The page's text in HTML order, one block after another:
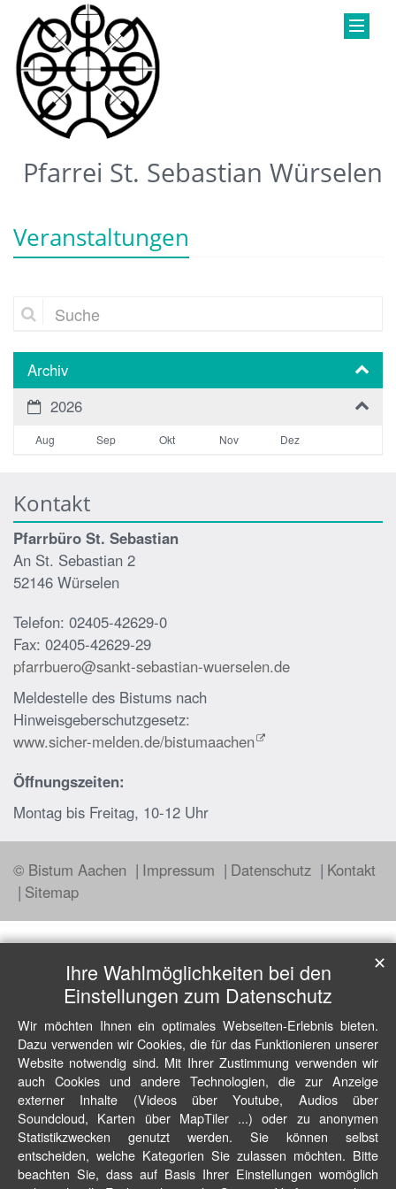
Pfarrei St. Sebastian Würselen
Veranstaltungen
Suche
Archiv
2026
Aug Sep Okt Nov Dez
Kontakt
Pfarrbüro St. Sebastian
An St. Sebastian 2
52146 Würselen
Telefon: 02405-42629-0
Fax: 02405-42629-29
pfarrbuero@sankt-sebastian-wuerselen.de
Meldestelle des Bistums nach
Hinweisgeberschutzgesetz:
www.sicher-melden.de/bistumaachen
Öffnungszeiten:
Montag bis Freitag, 10-12 Uhr
© Bistum Aachen Impressum Datenschutz
Kontakt
Sitemap
Ihre Wahlmöglichkeiten bei den
Einstellungen zum Datenschutz
Wir möchten Ihnen ein optimales Webseiten-Erlebnis bieten.
Dazu verwenden wir Cookies, die für das Funktionieren unserer
Website notwendig sind. Mit Ihrer Zustimmung verwenden wir
auch Cookies und andere Technologien, die zur Anzeige
externer Inhalte (Videos über Youtube, Audios über
Soundcloud, Karten über MapTiler ...) oder zu anonymen
Statistikzwecken genutzt werden. Sie können selbst
entscheiden, welche Kategorien Sie zulassen möchten. Bitte
beachten Sie, dass auf Basis Ihrer Einstellungen womöglich
✕